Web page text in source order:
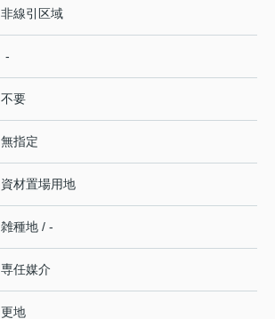
非線引区域
-
不要
無指定
資材置場用地
雑種地 / -
専任媒介
更地